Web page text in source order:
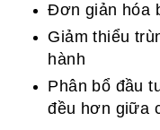
Đơn giản hóa
Giảm thiểu
hành
Phân bổ đầu
đều hơn giữa